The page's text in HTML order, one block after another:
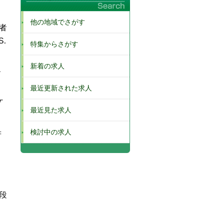
他の地域でさがす
特集からさがす
新着の求人
最近更新された求人
最近見た求人
検討中の求人